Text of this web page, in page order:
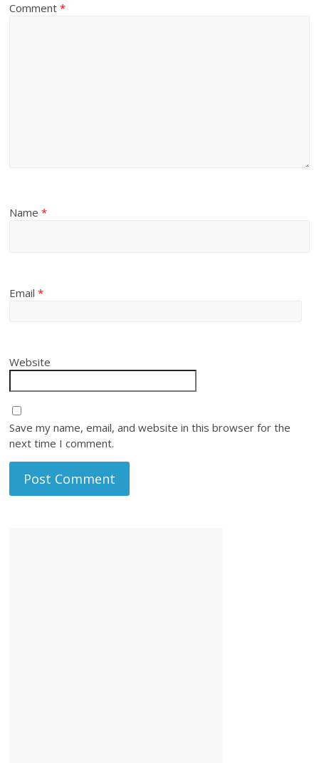
Comment*
Name*
Email*
Website
Save my name, email, and website in this browser for the
next time I comment.